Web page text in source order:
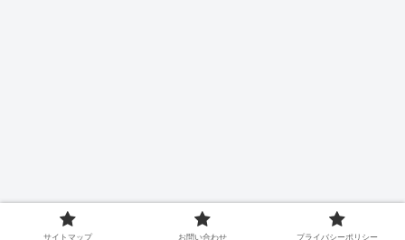
サイトマップ お問い合わせ プライバシーポリシー